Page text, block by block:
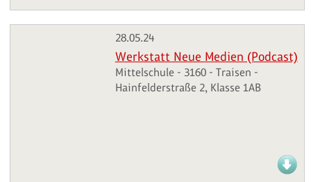
28.05.24
Werkstatt Neue Medien (Podcast)
Mittelschule - 3160 - Traisen -
Hainfelderstraße 2, Klasse 1AB